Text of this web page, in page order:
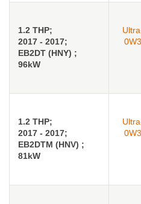
1.2 THP;
2017 - 2017;
EB2DT (HNY) ;
96kW
1.2 THP;
2017 - 2017;
EB2DTM (HNV) ;
81kW